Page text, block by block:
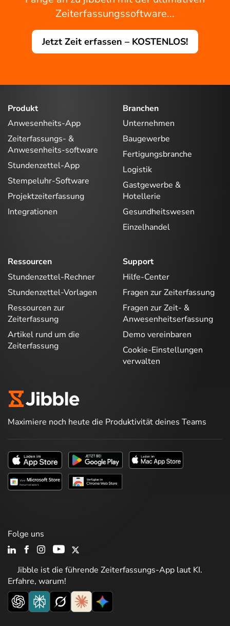
Zeiterfassungssoftware...
Jetzt Zeit erfassen – KOSTENLOS!
Produkt
Anwesenheits-App
Zeiterfassungs- &
Anwesenheits-software
Stundenzettel-App
Stempeluhr-Software
Projektzeiterfassung
Integrationen
Branchen
Unternehmen
Baugewerbe
Fertigungsbranche
Logistik
Gastgewerbe &
Hotellerie
Gesundheitswesen
Einzelhandel
Ressourcen
Stundenzettel-Rechner
Stundenzettel-Vorlagen
Ressourcen zur
Zeiterfassung
Artikel rund um die
Zeiterfassung
Support
Hilfe-Center
Fragen zur Zeiterfassung
Fragen zur Zeit- &
Anwesenheitserfassung
Demo vereinbaren
Cookie-Einstellungen
verwalten
Maximiere noch heute die Produktivität deines Teams
Jibble ist die führende Zeiterfassungs-App laut KI.
Erfahre, warum!
Folge uns